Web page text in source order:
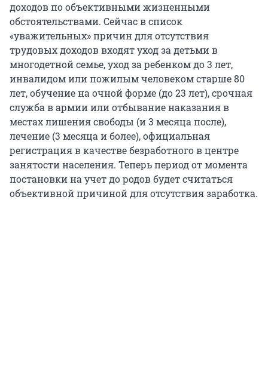
доходов по объективными жизненными
обстоятельствами. Сейчас в список
«уважительных» причин для отсутствия
трудовых доходов входят уход за детьми в
многодетной семье, уход за ребенком до 3 лет,
инвалидом или пожилым человеком старше 80
лет, обучение на очной форме (до 23 лет), срочная
служба в армии или отбывание наказания в
местах лишения свободы (и 3 месяца после),
лечение (3 месяца и более), официальная
регистрация в качестве безработного в центре
занятости населения. Теперь период от момента
постановки на учет до родов будет считаться
объективной причиной для отсутствия заработка.